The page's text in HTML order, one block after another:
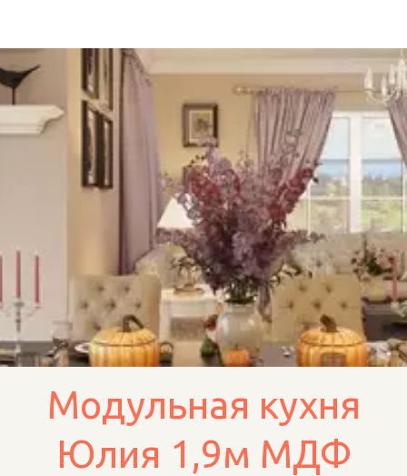
Модульная кухня
Юлия 1,9м МДФ